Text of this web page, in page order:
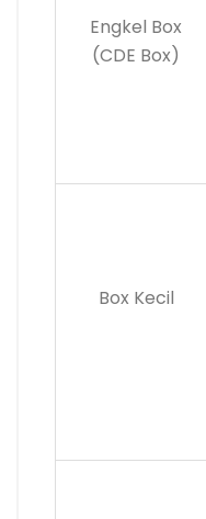
Engkel Box
(CDE Box)
Box Kecil